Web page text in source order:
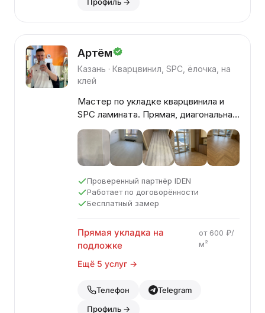
Артём
Казань · Кварцвинил, SPC, ёлочка, на
клей
Мастер по укладке кварцвинила и
SPC ламината. Прямая, диагональная
и ёлочка — на подложке и на клей.
Бесплатный замер.
Проверенный партнёр IDEN
Работает по договорённости
Бесплатный замер
Прямая укладка на
подложке
от 600 ₽/
м²
Ещё 5 услуг →
Телефон Telegram
Профиль →